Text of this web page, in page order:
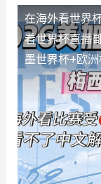
在海外看世界
看世界杯直播
墨世界杯+欧